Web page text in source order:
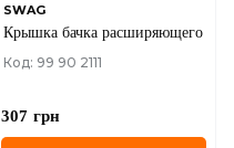
SWAG
Крышка бачка расширяющего
Код: 99 90 2111
307 грн